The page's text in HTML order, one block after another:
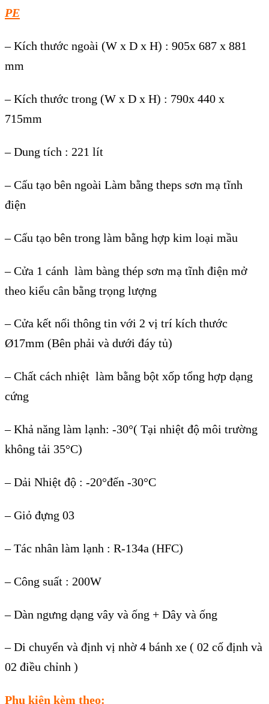
PE
– Kích thước ngoài (W x D x H) : 905x 687 x 881
mm
– Kích thước trong (W x D x H) : 790x 440 x
715mm
– Dung tích : 221 lít
– Cấu tạo bên ngoài Làm bằng theps sơn mạ tĩnh
điện
– Cấu tạo bên trong làm bằng hợp kim loại mầu
– Cửa 1 cánh làm bàng thép sơn mạ tĩnh điện mở
theo kiểu cân bằng trọng lượng
– Cửa kết nối thông tin với 2 vị trí kích thước
Ø17mm (Bên phải và dưới đáy tủ)
– Chất cách nhiệt làm bằng bột xốp tổng hợp dạng
cứng
– Khả năng làm lạnh: -30°( Tại nhiệt độ môi trường
không tải 35°C)
– Dải Nhiệt độ : -20°đến -30°C
– Giỏ đựng 03
– Tác nhân làm lạnh : R-134a (HFC)
– Công suất : 200W
– Dàn ngưng dạng vây và ống + Dây và ống
– Di chuyển và định vị nhờ 4 bánh xe ( 02 cố định và
02 điều chỉnh )
Phụ kiện kèm theo: